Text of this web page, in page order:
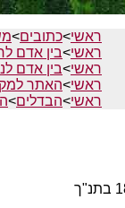
ראשי>כתובים>
ראשי>בין אדם
ראשי>בין אדם
ראשי>האתר
ראשי>הבדלים>